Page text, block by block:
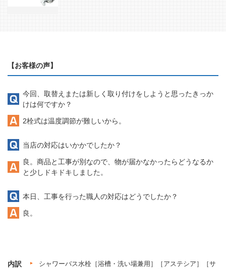
【お客様の声】
今回、取替えまたは新しく取り付けをしようと思ったきっか
けは何ですか？
2栓式は温度調節が難しいから。
当店の対応はいかかでしたか？
良。商品と工事が別なので、物が届かなかったらどうなるか
と少しドキドキしました。
本日、工事を行った職人の対応はどうでしたか？
良。
内訳
シャワーバス水栓［浴槽・洗い場兼用］［アステシア］［サ